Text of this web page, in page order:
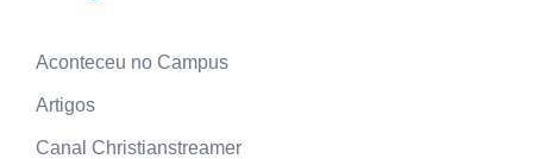
Aconteceu no Campus
Artigos
Canal Christianstreamer